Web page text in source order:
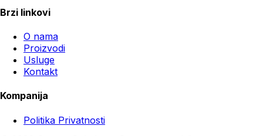
Brzi linkovi
O nama
Proizvodi
Usluge
Kontakt
Kompanija
Politika Privatnosti